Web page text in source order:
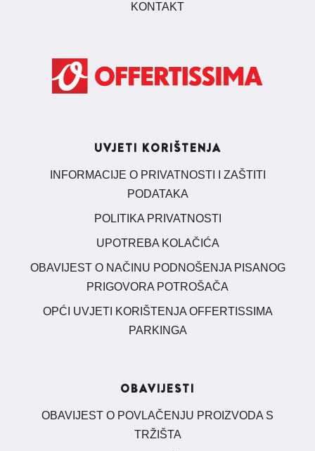
KONTAKT
UVJETI KORIŠTENJA
INFORMACIJE O PRIVATNOSTI I ZAŠTITI
PODATAKA
POLITIKA PRIVATNOSTI
UPOTREBA KOLAČIĆA
OBAVIJEST O NAČINU PODNOŠENJA PISANOG
PRIGOVORA POTROŠAČA
OPĆI UVJETI KORIŠTENJA OFFERTISSIMA
PARKINGA
OBAVIJESTI
OBAVIJEST O POVLAČENJU PROIZVODA S
TRŽIŠTA